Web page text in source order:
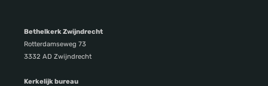
Bethelkerk Zwijndrecht
Rotterdamseweg 73
3332 AD Zwijndrecht
Kerkelijk bureau